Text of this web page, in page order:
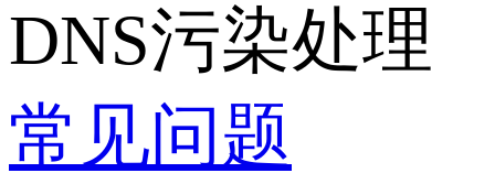
DNS污染处理
常见问题